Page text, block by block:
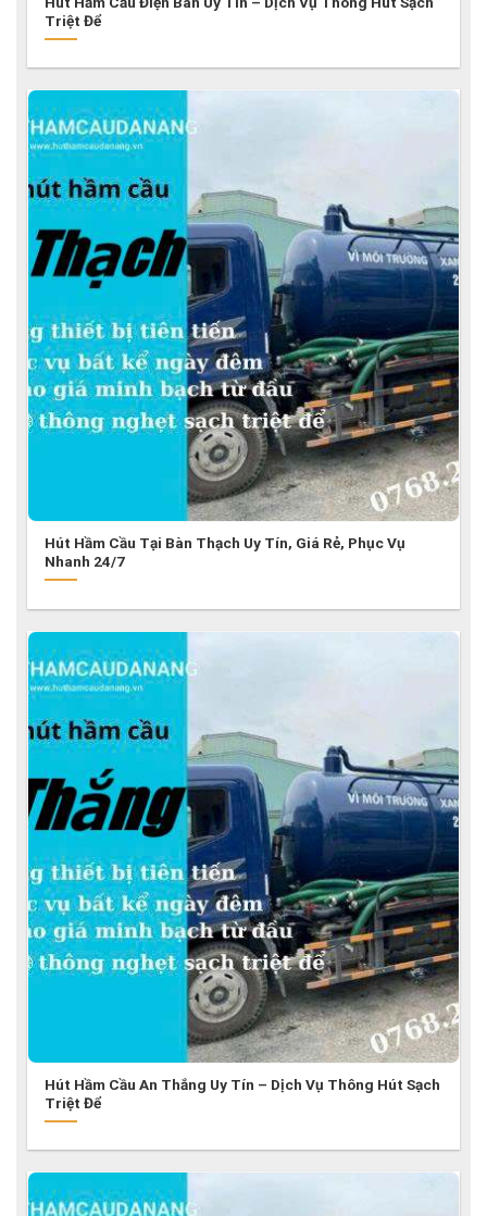
Triệt Để
Hút Hầm Cầu Tại Bàn Thạch Uy Tín, Giá Rẻ, Phục Vụ
Nhanh 24/7
Hút Hầm Cầu An Thắng Uy Tín – Dịch Vụ Thông Hút Sạch
Triệt Để